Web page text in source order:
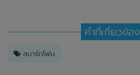
คำที่เกี่ยวข้อง
สมาร์ทโฟน